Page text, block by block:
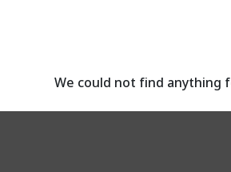
assignment ลงทะเบียน
We could not find anything